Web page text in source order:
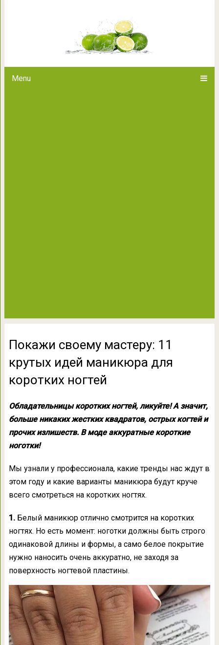
Menu
Покажи своему мастеру: 11
крутых идей маникюра для
коротких ногтей
Обладательницы коротких ногтей, ликуйте! А значит,
больше никаких жестких квадратов, острых когтей и
прочих излишеств. В моде аккуратные короткие
ноготки!
Мы узнали у профессионала, какие тренды нас ждут в
этом году и какие варианты маникюра будут круче
всего смотреться на коротких ногтях.
1.Белый маникюр отлично смотрится на коротких
ногтях. Но есть момент: ноготки должны быть строго
одинаковой длины и формы, а само белое покрытие
нужно наносить очень аккуратно, не заходя за
поверхность ногтевой пластины.